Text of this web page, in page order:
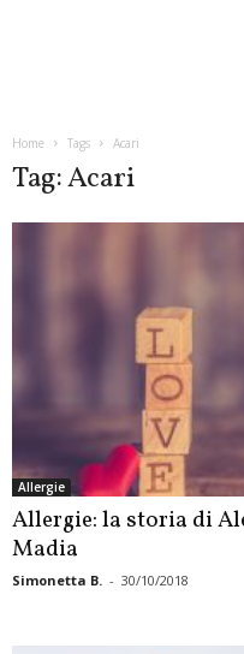
Home Tags Acari
Tag: Acari
Allergie
Allergie: la storia di
Madia
Simonetta B. - 30/10/2018